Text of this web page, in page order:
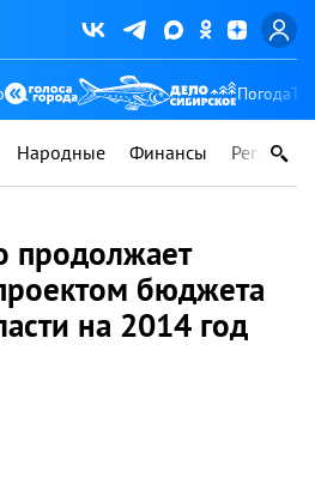
Погода
Народные Финансы Регионы
продолжает
бюджета
на 2014 год